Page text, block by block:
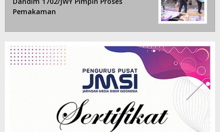
Pemakaman